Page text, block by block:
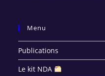
Menu
Publications
Le kit NDA